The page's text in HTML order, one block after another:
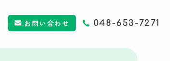
お問い合わせ 048-653-7271